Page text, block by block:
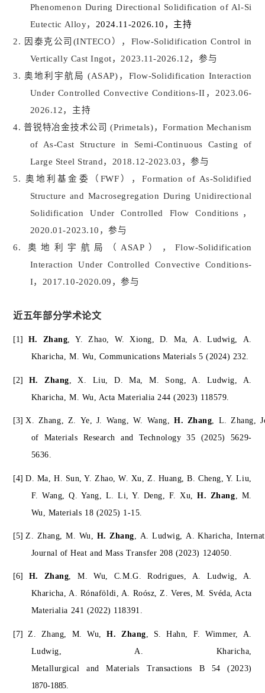
Phenomenon DuringDirectional Solidification of Al-Si
Eutectic Alloy， 2024.11-2026.10 ，主持
2.
因泰克公司 (INTECO ）， Flow-Solidification Control in
Vertically Cast Ingot， 2023.11-2026.12，参与
3.奥地利宇航局 (ASAP) ， Flow-Solidification Interaction
Under Controlled Convective Conditions-II ， 2023.06-
2026.12，主持
4.普锐特冶金技术公司 (Primetals)，Formation Mechanism
of As-Cast Structure in Semi-Continuous Casting of
Large Steel Strand， 2018.12-2023.03 ，参与
5. 奥地利基金委（ FWF ），Formation of As-Solidified
Structure and Macrosegregation During Unidirectional
Solidification Under Controlled Flow Conditions ，
2020.01-2023.10 ，参与
6.奥地利宇航局（ ASAP ），Flow-Solidification
Interaction Under Controlled Convective Conditions-
I， 2017.10-2020.09 ，参与
近五年部分学术论文
[1] H. Zhang, Y. Zhao, W. Xiong, D. Ma, A. Ludwig,
A.
Kharicha, M. Wu, Communications Materials 5 (2024) 232.
[2] H. Zhang , X. Liu, D. Ma, M. Song, A. Ludwig, A.
Kharicha, M. Wu, Acta Materialia 244 (2023) 118579.
[3]X. Zhang, Z. Ye, J. Wang, W. Wang, H. Zhang, L. Zhang,
of Materials Research and Technology 35 (2025) 5629-
5636.
[4]D. Ma, H. Sun, Y. Zhao, W. Xu, Z. Huang, B. Cheng, Y. Liu,
F. Wang, Q. Yang, L. Li, Y. Deng, F. Xu,H. Zhang , M.
Wu, Materials 18 (2025) 1-15.
[5] Z. Zhang, M. Wu, H. Zhang A. Ludwig, A. Kharicha,
Journal of Heat and Mass Transfer 208 (2023) 124050.
[6] H. Zhang, M. Wu, C.M.G. Rodrigues, A. Ludwig, A.
Kharicha, A. Rónaföldi, A. Roósz, Z. Veres, M. Svéda, Acta
Materialia 241 (2022) 118391.
[7] Z. Zhang, M. Wu,H. Zhang , S. Hahn, F. Wimmer, A.
Ludwig, A. Kharicha,
Metallurgical
and Materials Transactions B 54
(2023)
1870-1885.